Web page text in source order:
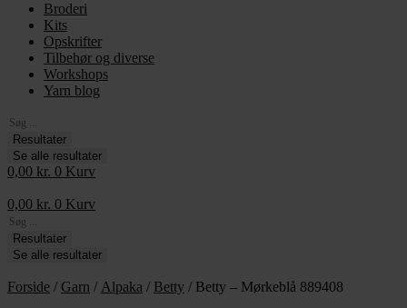
Broderi
Kits
Opskrifter
Tilbehør og diverse
Workshops
Yarn blog
Search
...Resultater
Se alle resultater
0,00 kr. 0 Kurv
0,00 kr. 0 Kurv
Search
...Resultater
Se alle resultater
Forside / Garn / Alpaka / Betty / Betty – Mørkeblå 889408